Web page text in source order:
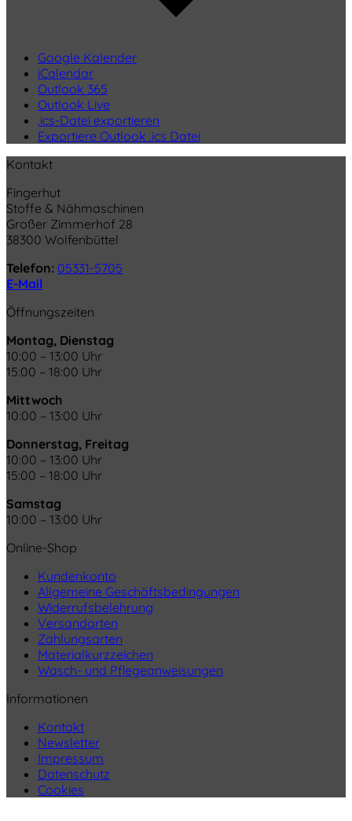
Google Kalender
iCalendar
Outlook 365
Outlook Live
.ics-Datei exportieren
Exportiere Outlook .ics Datei
Kontakt
Fingerhut
Stoffe & Nähmaschinen
Großer Zimmerhof 28
38300 Wolfenbüttel
Telefon: 05331-5705
E-Mail
Öffnungszeiten
Montag, Dienstag
10:00 – 13:00 Uhr
15:00 – 18:00 Uhr
Mittwoch
10:00 – 13:00 Uhr
Donnerstag, Freitag
10:00 – 13:00 Uhr
15:00 – 18:00 Uhr
Samstag
10:00 – 13:00 Uhr
Online-Shop
Kundenkonto
Allgemeine Geschäftsbedingungen
Widerrufsbelehrung
Versandarten
Zahlungsarten
Materialkurzzeichen
Wasch- und Pflegeanweisungen
Informationen
Kontakt
Newsletter
Impressum
Datenschutz
Cookies